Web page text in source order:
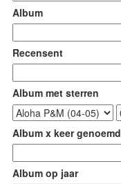
Album
Recensent
Album met sterren
Album x keer genoemd
Album op jaar